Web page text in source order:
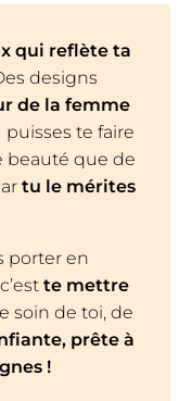
qui reflète ta
designs
de la femme
te faire
beauté que de
tu le mérites
porter en
te mettre
soin de toi, de
prête à
!